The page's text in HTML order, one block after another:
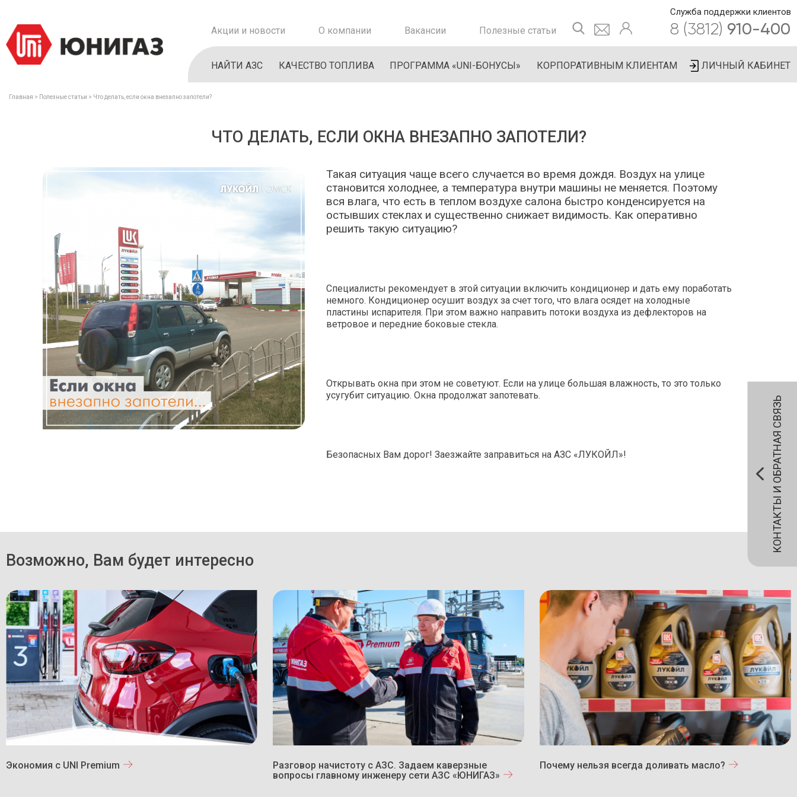
Акции и новости О компании Вакансии Полезные статьи
Служба поддержки клиентов
8 (3812) 910-400
НАЙТИ АЗС КАЧЕСТВО ТОПЛИВА ПРОГРАММА «UNI-БОНУСЫ» КОРПОРАТИВНЫМ КЛИЕНТАМ ЛИЧНЫЙ КАБИНЕТ
Главная Полезные статьи Что делать, если окна внезапно запотели?
ЧТО ДЕЛАТЬ, ЕСЛИ ОКНА ВНЕЗАПНО ЗАПОТЕЛИ?
Такая ситуация чаще всего случается во время дождя. Воздух на улице
становится холоднее, а температура внутри машины не меняется. Поэтому
вся влага, что есть в теплом воздухе салона быстро конденсируется на
остывших стеклах и существенно снижает видимость. Как оперативно
решить такую ситуацию?
Специалисты рекомендует в этой ситуации включить кондиционер и дать ему поработать
немного. Кондиционер осушит воздух за счет того, что влага осядет на холодные
пластины испарителя. При этом важно направить потоки воздуха из дефлекторов на
ветровое и передние боковые стекла.
Открывать окна при этом не советуют. Если на улице большая влажность, то это только
усугубит ситуацию. Окна продолжат запотевать.
Безопасных Вам дорог! Заезжайте заправиться на АЗС «ЛУКОЙЛ»!
Возможно, Вам будет интересно
Экономия с UNI Premium
Разговор начистоту с АЗС. Задаем каверзные
вопросы главному инженеру сети АЗС «ЮНИГАЗ»
Почему нельзя всегда доливать масло?
КОНТАКТЫ И ОБРАТНАЯ СВЯЗЬ